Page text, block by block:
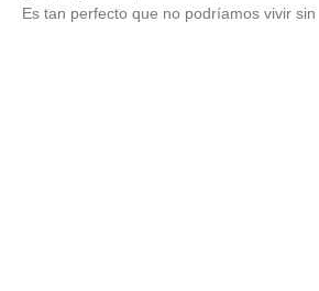
Es tan perfecto que no podríamos vivir sin